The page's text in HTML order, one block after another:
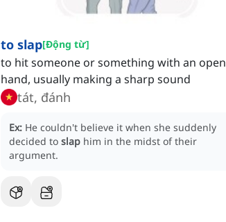
to slap[Động từ]
to hit someone or something with an open
hand, usually making a sharp sound
tát, đánh
Ex: He couldn't believe it when she suddenly
decided to slap him in the midst of their
argument.